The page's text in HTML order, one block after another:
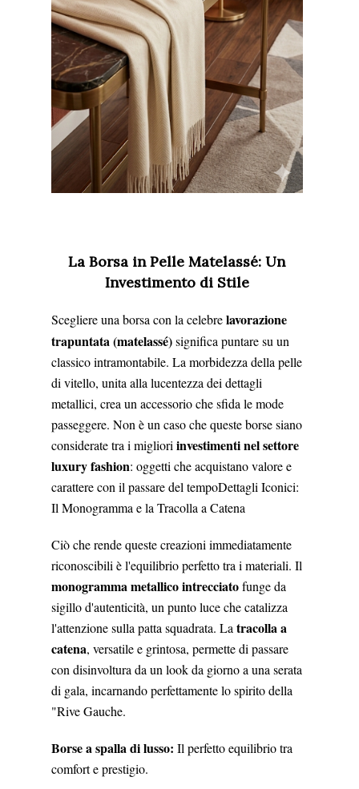
​La Borsa in Pelle Matelassé: Un
Investimento di Stile
Scegliere una borsa con la celebrelavorazione
trapuntata (matelassé)significa puntare su un
classico intramontabile. La morbidezza della pelle
di vitello, unita alla lucentezza dei dettagli
metallici, crea un accessorio che sfida le mode
passeggere. Non è un caso che queste borse siano
considerate tra i miglioriinvestimenti nel settore
luxury fashion: oggetti che acquistano valore e
carattere con il passare del tempo​Dettagli Iconici:
Il Monogramma e la Tracolla a Catena
​Ciò che rende queste creazioni immediatamente
riconoscibili è l'equilibrio perfetto tra i materiali. Il
monogramma metallico intrecciatofunge da
sigillo d'autenticità, un punto luce che catalizza
l'attenzione sulla patta squadrata. Latracolla a
catena, versatile e grintosa, permette di passare
con disinvoltura da un look da giorno a una serata
di gala, incarnando perfettamente lo spirito della
"Rive Gauche.
Borse a spalla di lusso: Il perfetto equilibrio tra
comfort e prestigio.